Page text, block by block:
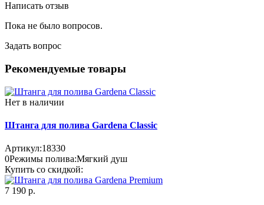
Написать отзыв
Пока не было вопросов.
Задать вопрос
Рекомендуемые товары
Нет в наличии
Штанга для полива Gardena Classic
Артикул:18330
0Режимы полива:Мягкий душ
Купить со скидкой:
7 190 р.